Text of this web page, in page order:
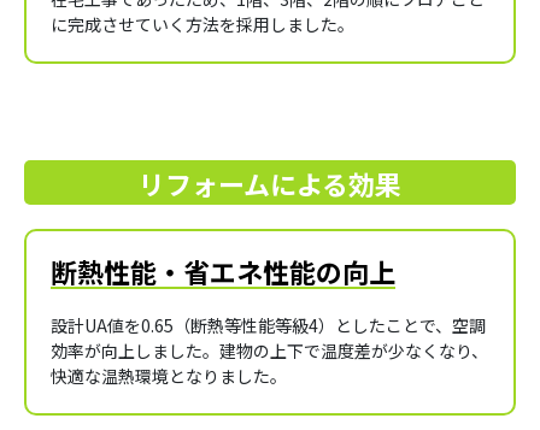
に完成させていく方法を採用しました。
リフォームによる効果
断熱性能・省エネ性能の向上
設計UA値を0.65（断熱等性能等級4）としたことで、空調
効率が向上しました。建物の上下で温度差が少なくなり、
快適な温熱環境となりました。